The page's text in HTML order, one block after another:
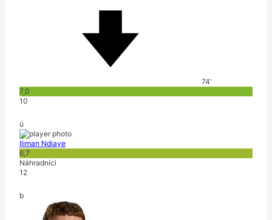
74'
7,0
10
ú
Iliman Ndiaye
6,7
Náhradníci
12
b